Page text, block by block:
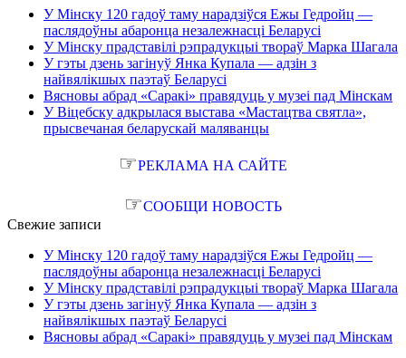
У Мінску 120 гадоў таму нарадзіўся Ежы Гедройц —
паслядоўны абаронца незалежнасці Беларусі
У Мінску прадставілі рэпрадукцыі твораў Марка Шагала
У гэты дзень загінуў Янка Купала — адзін з
найвялікшых паэтаў Беларусі
Вясновы абрад «Саракі» правядуць у музеі пад Мінскам
У Віцебску адкрылася выстава «Мастацтва святла»,
прысвечаная беларускай маляванцы
☞РЕКЛАМА НА САЙТЕ
☞СООБЩИ НОВОСТЬ
Свежие записи
У Мінску 120 гадоў таму нарадзіўся Ежы Гедройц —
паслядоўны абаронца незалежнасці Беларусі
У Мінску прадставілі рэпрадукцыі твораў Марка Шагала
У гэты дзень загінуў Янка Купала — адзін з
найвялікшых паэтаў Беларусі
Вясновы абрад «Саракі» правядуць у музеі пад Мінскам